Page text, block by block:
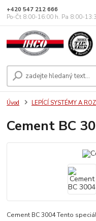
+420 547 212 666
Po-Čt 8:00-16:00 h. Pa 8:00-
Úvod LEPÍCÍ SYSTÉMY A
Cement BC
Cement BC 3004 Tento